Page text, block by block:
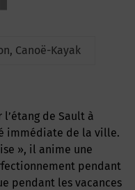
Canoë-Kayak
immédiate de la ville.
», il anime une
pendant
pendant les vacances